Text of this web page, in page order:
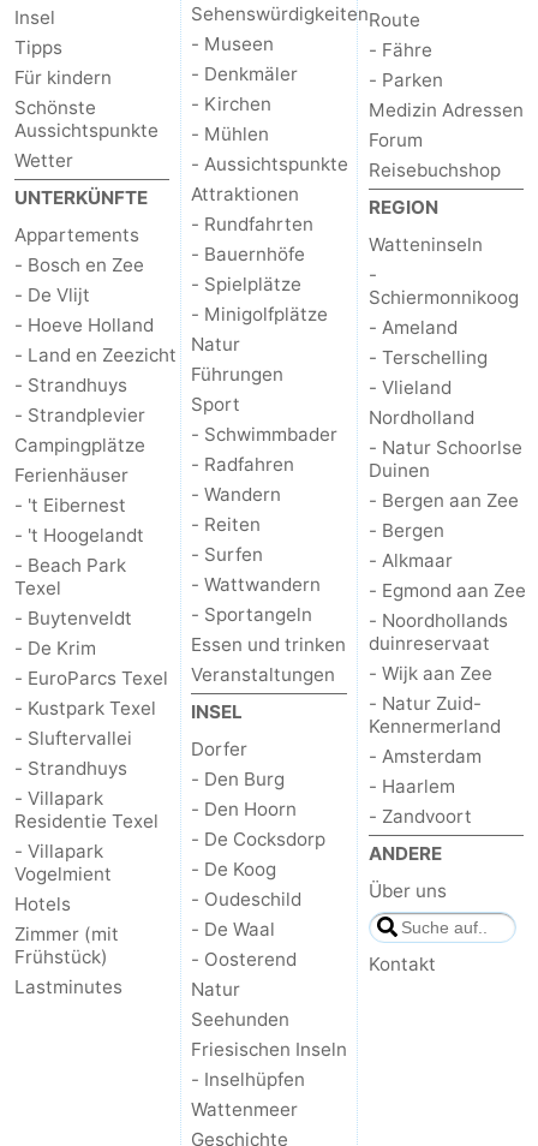
Insel
Tipps
Für kindern
Schönste
Aussichtspunkte
Wetter
UNTERKÜNFTE
Appartements
- Bosch en Zee
- De Vlijt
- Hoeve Holland
- Land en Zeezicht
- Strandhuys
- Strandplevier
Campingplätze
Ferienhäuser
- 't Eibernest
- 't Hoogelandt
- Beach Park
Texel
- Buytenveldt
- De Krim
- EuroParcs Texel
- Kustpark Texel
- Sluftervallei
- Strandhuys
- Villapark
Residentie Texel
- Villapark
Vogelmient
Hotels
Zimmer (mit
Frühstück)
Lastminutes
Sehenswürdigkeiten
- Museen
- Denkmäler
- Kirchen
- Mühlen
- Aussichtspunkte
Attraktionen
- Rundfahrten
- Bauernhöfe
- Spielplätze
- Minigolfplätze
Natur
Führungen
Sport
- Schwimmbader
- Radfahren
- Wandern
- Reiten
- Surfen
- Wattwandern
- Sportangeln
Essen und trinken
Veranstaltungen
INSEL
Dorfer
- Den Burg
- Den Hoorn
- De Cocksdorp
- De Koog
- Oudeschild
- De Waal
- Oosterend
Natur
Seehunden
Friesischen Inseln
- Inselhüpfen
Wattenmeer
Geschichte
Route
- Fähre
- Parken
Medizin Adressen
Forum
Reisebuchshop
REGION
Watteninseln
-
Schiermonnikoog
- Ameland
- Terschelling
- Vlieland
Nordholland
- Natur Schoorlse
Duinen
- Bergen aan Zee
- Bergen
- Alkmaar
- Egmond aan Zee
- Noordhollands
duinreservaat
- Wijk aan Zee
- Natur Zuid-
Kennermerland
- Amsterdam
- Haarlem
- Zandvoort
ANDERE
Über uns
Kontakt